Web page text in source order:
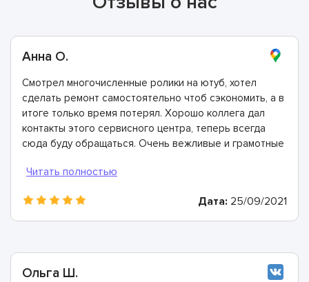
Анна О.
Смотрел многочисленные ролики на ютуб, хотел
сделать ремонт самостоятельно чтоб сэкономить, а в
итоге только время потерял. Хорошо коллега дал
контакты этого сервисного центра, теперь всегда
сюда буду обращаться. Очень вежливые и грамотные
гарантию.
Дата: 25/09/2021
Ольга Ш.